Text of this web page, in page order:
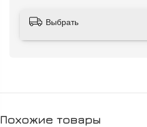
Выбрать
Похожие товары